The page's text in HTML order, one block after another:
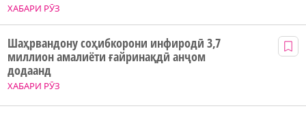
ХАБАРИ РӮЗ
ХАБАРИ РӮЗ
Шаҳрвандону соҳибкорони инфиродӣ 3,7
миллион амалиёти ғайринақдӣ анҷом
додаанд